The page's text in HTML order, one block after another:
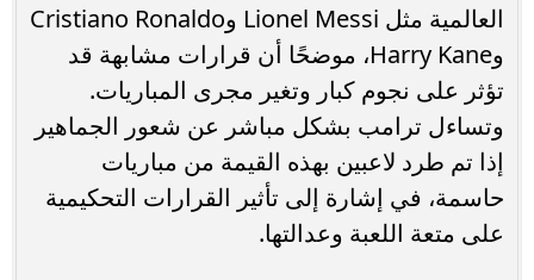
العالمية مثل Lionel Messi وCristiano Ronaldo
وHarry Kane، موضحًا أن قرارات مشابهة قد
تؤثر على نجوم كبار وتغير مجرى المباريات.
وتساءل ترامب بشكل مباشر عن شعور الجماهير
إذا تم طرد لاعبين بهذه القيمة من مباريات
حاسمة، في إشارة إلى تأثير القرارات التحكيمية
على متعة اللعبة وعدالتها.